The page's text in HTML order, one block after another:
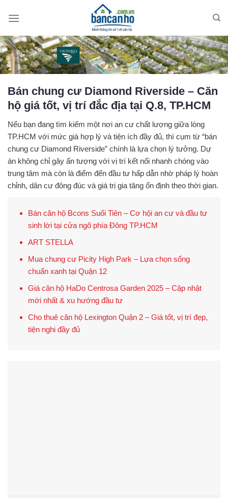
Bán chung cư Diamond Riverside – Căn
hộ giá tốt, vị trí đắc địa tại Q.8, TP.HCM
Nếu bạn đang tìm kiếm một nơi an cư chất lượng giữa lòng
TP.HCM với mức giá hợp lý và tiện ích đầy đủ, thì cụm từ “bán
chung cư Diamond Riverside” chính là lựa chọn lý tưởng. Dự
án không chỉ gây ấn tượng với vị trí kết nối nhanh chóng vào
trung tâm mà còn là điểm đến đầu tư hấp dẫn nhờ pháp lý hoàn
chỉnh, dân cư đông đúc và giá trị gia tăng ổn định theo thời gian.
Bán căn hộ Bcons Suối Tiên – Cơ hội an cư và đầu tư
sinh lời tại cửa ngõ phía Đông TP.HCM
ART STELLA
Mua chung cư Picity High Park – Lựa chọn sống
chuẩn xanh tại Quận 12
Giá căn hộ HaDo Centrosa Garden 2025 – Cập nhật
mới nhất & xu hướng đầu tư
Cho thuê căn hộ Lexington Quận 2 – Giá tốt, vị trí đẹp,
tiện nghi đầy đủ